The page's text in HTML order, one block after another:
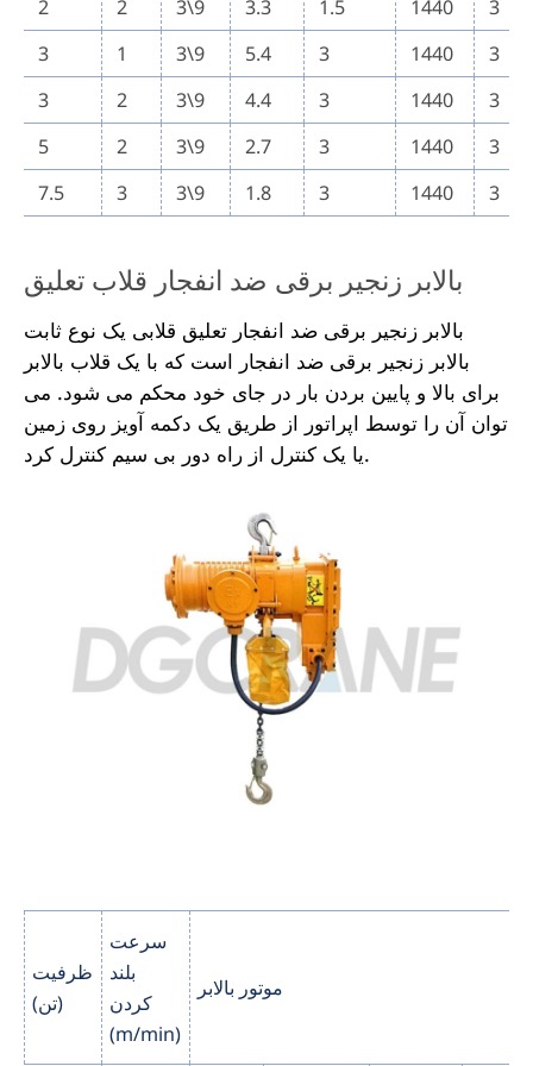
2
2 3\9 3.3 1.5 1440 3
3
1 3\9 5.4 3 1440 3
3
2 3\9 4.4 3 1440 3
5
2 3\9 2.7 3 1440 3
7.5
3 3\9 1.8 3 1440 3
بالابر زنجیر برقی ضد انفجار قلاب تعلیق
بالابر زنجیر برقی ضد انفجار تعلیق قلابی یک نوع ثابت
بالابر زنجیر برقی ضد انفجار است که با یک قلاب بالابر
برای بالا و پایین بردن بار در جای خود محکم می شود. می
توان آن را توسط اپراتور از طریق یک دکمه آویز روی زمین
یا یک کنترل از راه دور بی سیم کنترل کرد.
ظرفیت
(تن)
سرعت
بلند
کردن
(m/min)
موتور بالابر